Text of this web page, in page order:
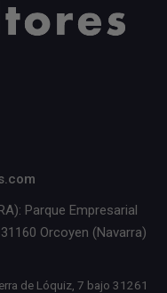
Parque Empresarial
Orcoyen (Navarra)
de Lóquiz, 7 bajo 31261